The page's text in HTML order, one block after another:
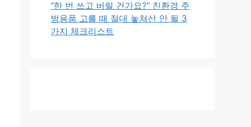
“한 번 쓰고 버릴 건가요?” 친환경 주
방용품 고를 때 절대 놓쳐선 안 될 3
가지 체크리스트